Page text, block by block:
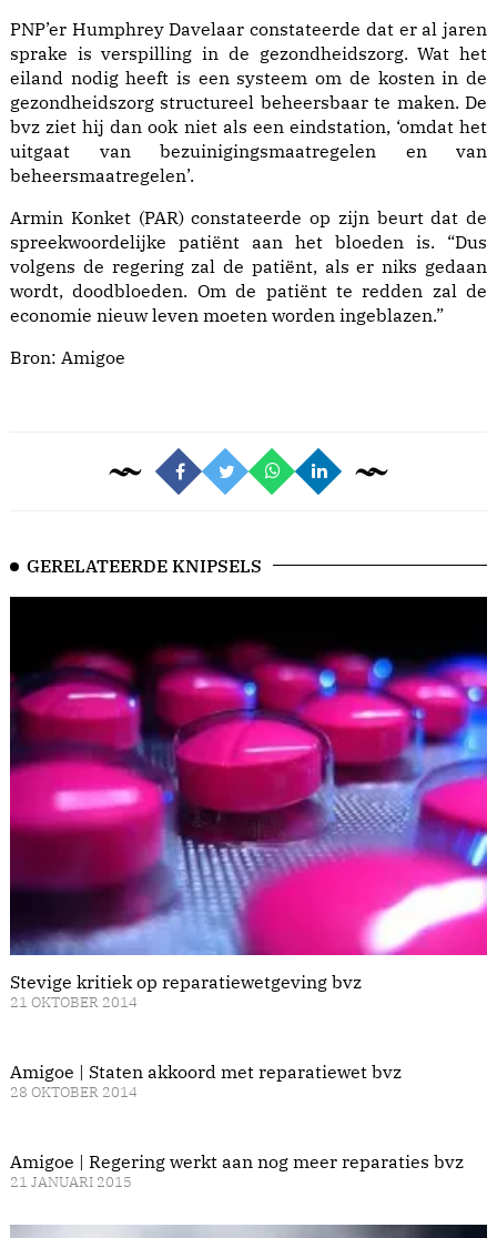
PNP’er Humphrey Davelaar constateerde dat er al jaren
sprake is verspilling in de gezondheidszorg. Wat het
eiland nodig heeft is een systeem om de kosten in de
gezondheidszorg structureel beheersbaar te maken. De
bvz ziet hij dan ook niet als een eindstation, ‘omdat het
uitgaat van bezuinigingsmaatregelen en van
beheersmaatregelen’.
Armin Konket (PAR) constateerde op zijn beurt dat de
spreekwoordelijke patiënt aan het bloeden is. “Dus
volgens de regering zal de patiënt, als er niks gedaan
wordt, doodbloeden. Om de patiënt te redden zal de
economie nieuw leven moeten worden ingeblazen.”
Bron: Amigoe
GERELATEERDE KNIPSELS
Stevige kritiek op reparatiewetgeving bvz
21 OKTOBER 2014
Amigoe | Staten akkoord met reparatiewet bvz
28 OKTOBER 2014
Amigoe | Regering werkt aan nog meer reparaties bvz
21 JANUARI 2015